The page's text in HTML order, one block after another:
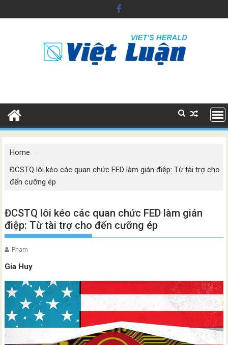
to
Home
ĐCSTQ lôi kéo các quan chức FED làm gián điệp: Từ tài trợ cho
đến cưỡng ép
ĐCSTQ lôi kéo các quan chức FED làm gián
điệp: Từ tài trợ cho đến cưỡng ép
Pham
Gia Huy